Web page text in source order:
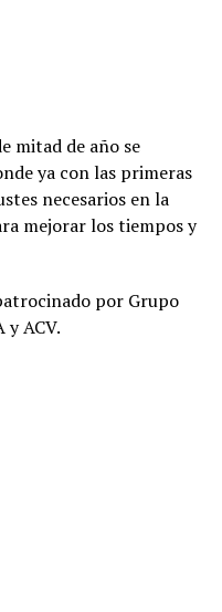
mitad de año se
ya con las primeras
necesarios en la
mejorar los tiempos y
por Grupo
y ACV.